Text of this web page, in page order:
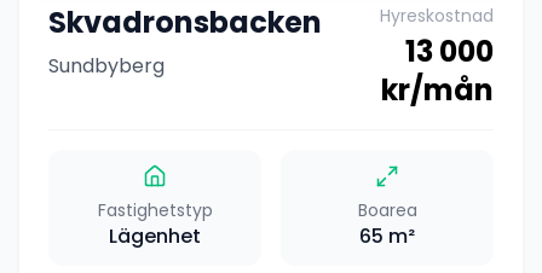
Skvadronsbacken
Sundbyberg
Hyreskostnad
13 000
kr/mån
Fastighetstyp
Lägenhet
Boarea
65 m²